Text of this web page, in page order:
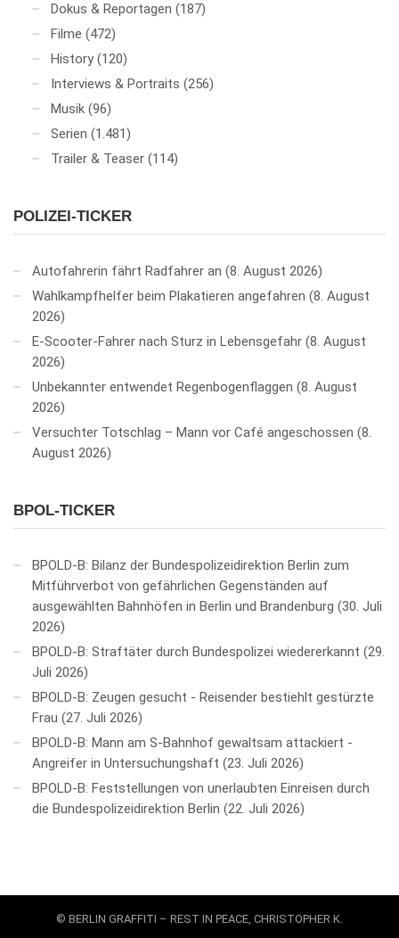
Dokus & Reportagen (187)
Filme (472)
History (120)
Interviews & Portraits (256)
Musik (96)
Serien (1.481)
Trailer & Teaser (114)
POLIZEI-TICKER
Autofahrerin fährt Radfahrer an 8. August 2026
Wahlkampfhelfer beim Plakatieren angefahren 8. August
2026
E-Scooter-Fahrer nach Sturz in Lebensgefahr 8. August
2026
Unbekannter entwendet Regenbogenflaggen 8. August
2026
Versuchter Totschlag – Mann vor Café angeschossen 8.
August 2026
BPOL-TICKER
BPOLD-B: Bilanz der Bundespolizeidirektion Berlin zum
Mitführverbot von gefährlichen Gegenständen auf
ausgewählten Bahnhöfen in Berlin und Brandenburg 30. Juli
2026
BPOLD-B: Straftäter durch Bundespolizei wiedererkannt 29.
Juli 2026
BPOLD-B: Zeugen gesucht - Reisender bestiehlt gestürzte
Frau 27. Juli 2026
BPOLD-B: Mann am S-Bahnhof gewaltsam attackiert -
Angreifer in Untersuchungshaft 23. Juli 2026
BPOLD-B: Feststellungen von unerlaubten Einreisen durch
die Bundespolizeidirektion Berlin 22. Juli 2026
© BERLIN GRAFFITI – REST IN PEACE, CHRISTOPHER K.